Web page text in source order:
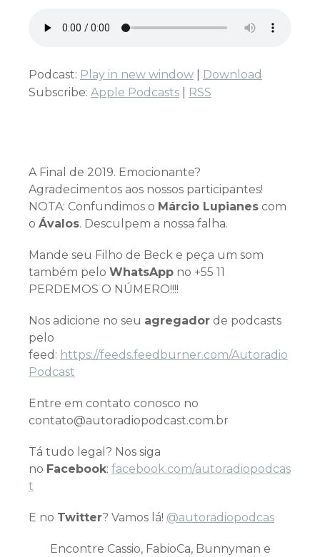
Podcast: Play in new window
Download
Subscribe: Apple Podcasts RSS
A Final de 2019. Emocionante?
Agradecimentos aos nossos participantes!
NOTA: Confundimos o Márcio Lupianes com
o Ávalos. Desculpem a nossa falha.
Mande seu Filho de Beck e peça um som
também pelo WhatsApp no +55 11
PERDEMOS O NÚMERO!!!!
Nos adicione no seu agregador de podcasts
pelo
feed: https://feeds.feedburner.com/Autoradio
Podcast
Entre em contato conosco no
contato@autoradiopodcast.com.br
Tá tudo legal? Nos siga
no Facebook: facebook.com/autoradiopodcas
t
E no Twitter? Vamos lá! @autoradiopodcas
Encontre Cassio, FabioCa, Bunnyman e